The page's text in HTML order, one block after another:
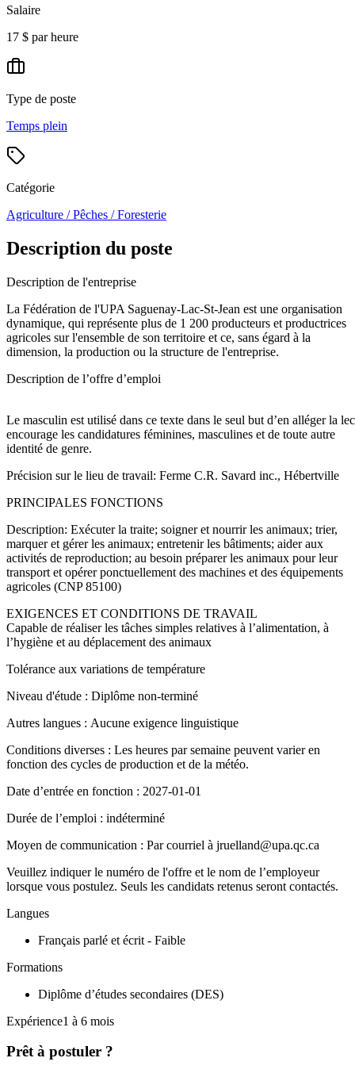
Salaire
17 $ par heure
Type de poste
Temps plein
Catégorie
Agriculture / Pêches / Foresterie
Description du poste
Description de l'entreprise
La Fédération de l'UPA Saguenay-Lac-St-Jean est une organisation
dynamique, qui représente plus de 1 200 producteurs et productrices
agricoles sur l'ensemble de son territoire et ce, sans égard à la
dimension, la production ou la structure de l'entreprise.
Description de l’offre d’emploi
Le masculin est utilisé dans ce texte dans le seul but d’en alléger la
encourage les candidatures féminines, masculines et de toute autre
identité de genre.
Précision sur le lieu de travail: Ferme C.R. Savard inc., Hébertville
PRINCIPALES FONCTIONS
Description: Exécuter la traite; soigner et nourrir les animaux; trier,
marquer et gérer les animaux; entretenir les bâtiments; aider aux
activités de reproduction; au besoin préparer les animaux pour leur
transport et opérer ponctuellement des machines et des équipements
agricoles (CNP 85100)
EXIGENCES ET CONDITIONS DE TRAVAIL
Capable de réaliser les tâches simples relatives à l’alimentation, à
l’hygiène et au déplacement des animaux
Tolérance aux variations de température
Niveau d'étude : Diplôme non-terminé
Autres langues : Aucune exigence linguistique
Conditions diverses : Les heures par semaine peuvent varier en
fonction des cycles de production et de la météo.
Date d’entrée en fonction : 2027-01-01
Durée de l’emploi : indéterminé
Moyen de communication : Par courriel à jruelland@upa.qc.ca
Veuillez indiquer le numéro de l'offre et le nom de l’employeur
lorsque vous postulez. Seuls les candidats retenus seront contactés.
Langues
Français parlé et écrit - Faible
Formations
Diplôme d’études secondaires (DES)
Expérience1 à 6 mois
Prêt à postuler ?